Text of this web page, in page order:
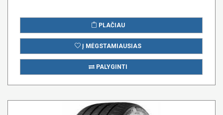
PLAČIAU
Į MĖGSTAMIAUSIAS
PALYGINTI